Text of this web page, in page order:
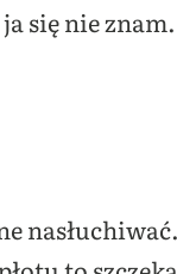
się nie znam.